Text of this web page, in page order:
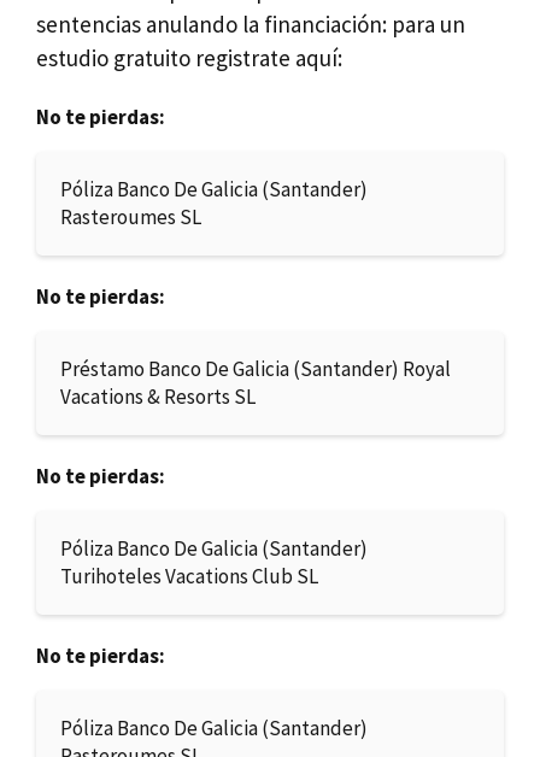
sentencias anulando la financiación: para un
estudio gratuito registrate aquí:
No te pierdas:
Póliza Banco De Galicia (Santander)
Rasteroumes SL
No te pierdas:
Préstamo Banco De Galicia (Santander) Royal
Vacations & Resorts SL
No te pierdas:
Póliza Banco De Galicia (Santander)
Turihoteles Vacations Club SL
No te pierdas:
Póliza Banco De Galicia (Santander)